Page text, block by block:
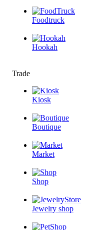
Foodtruck
Hookah
Trade
Kiosk
Boutique
Market
Shop
Jewelry shop